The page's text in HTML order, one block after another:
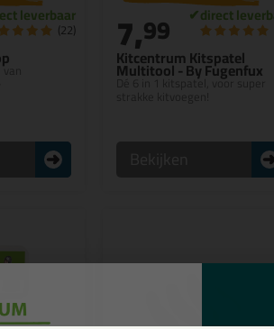
(22)
Kitcentrum Kitspatel
Multitool - By Fugenfux
Dé 6 in 1 kitspatel, voor super
7,99